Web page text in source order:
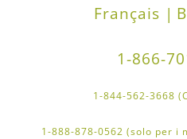
Français |
1-866-
1-844-562-3668
1-888-878-0562 (solo per i